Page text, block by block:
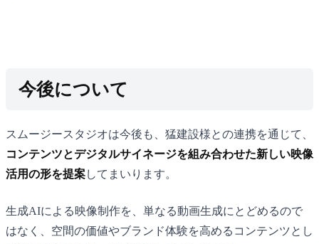
今後について
スムージースタジオは今後も、猛建設様との連携を通じて、
コンテンツとデジタルサイネージを組み合わせた新しい映像
活用の形を提案してまいります。
生成AIによる映像制作を、単なる動画生成にとどめるので
はなく、空間の価値やブランド体験を高めるコンテンツとし